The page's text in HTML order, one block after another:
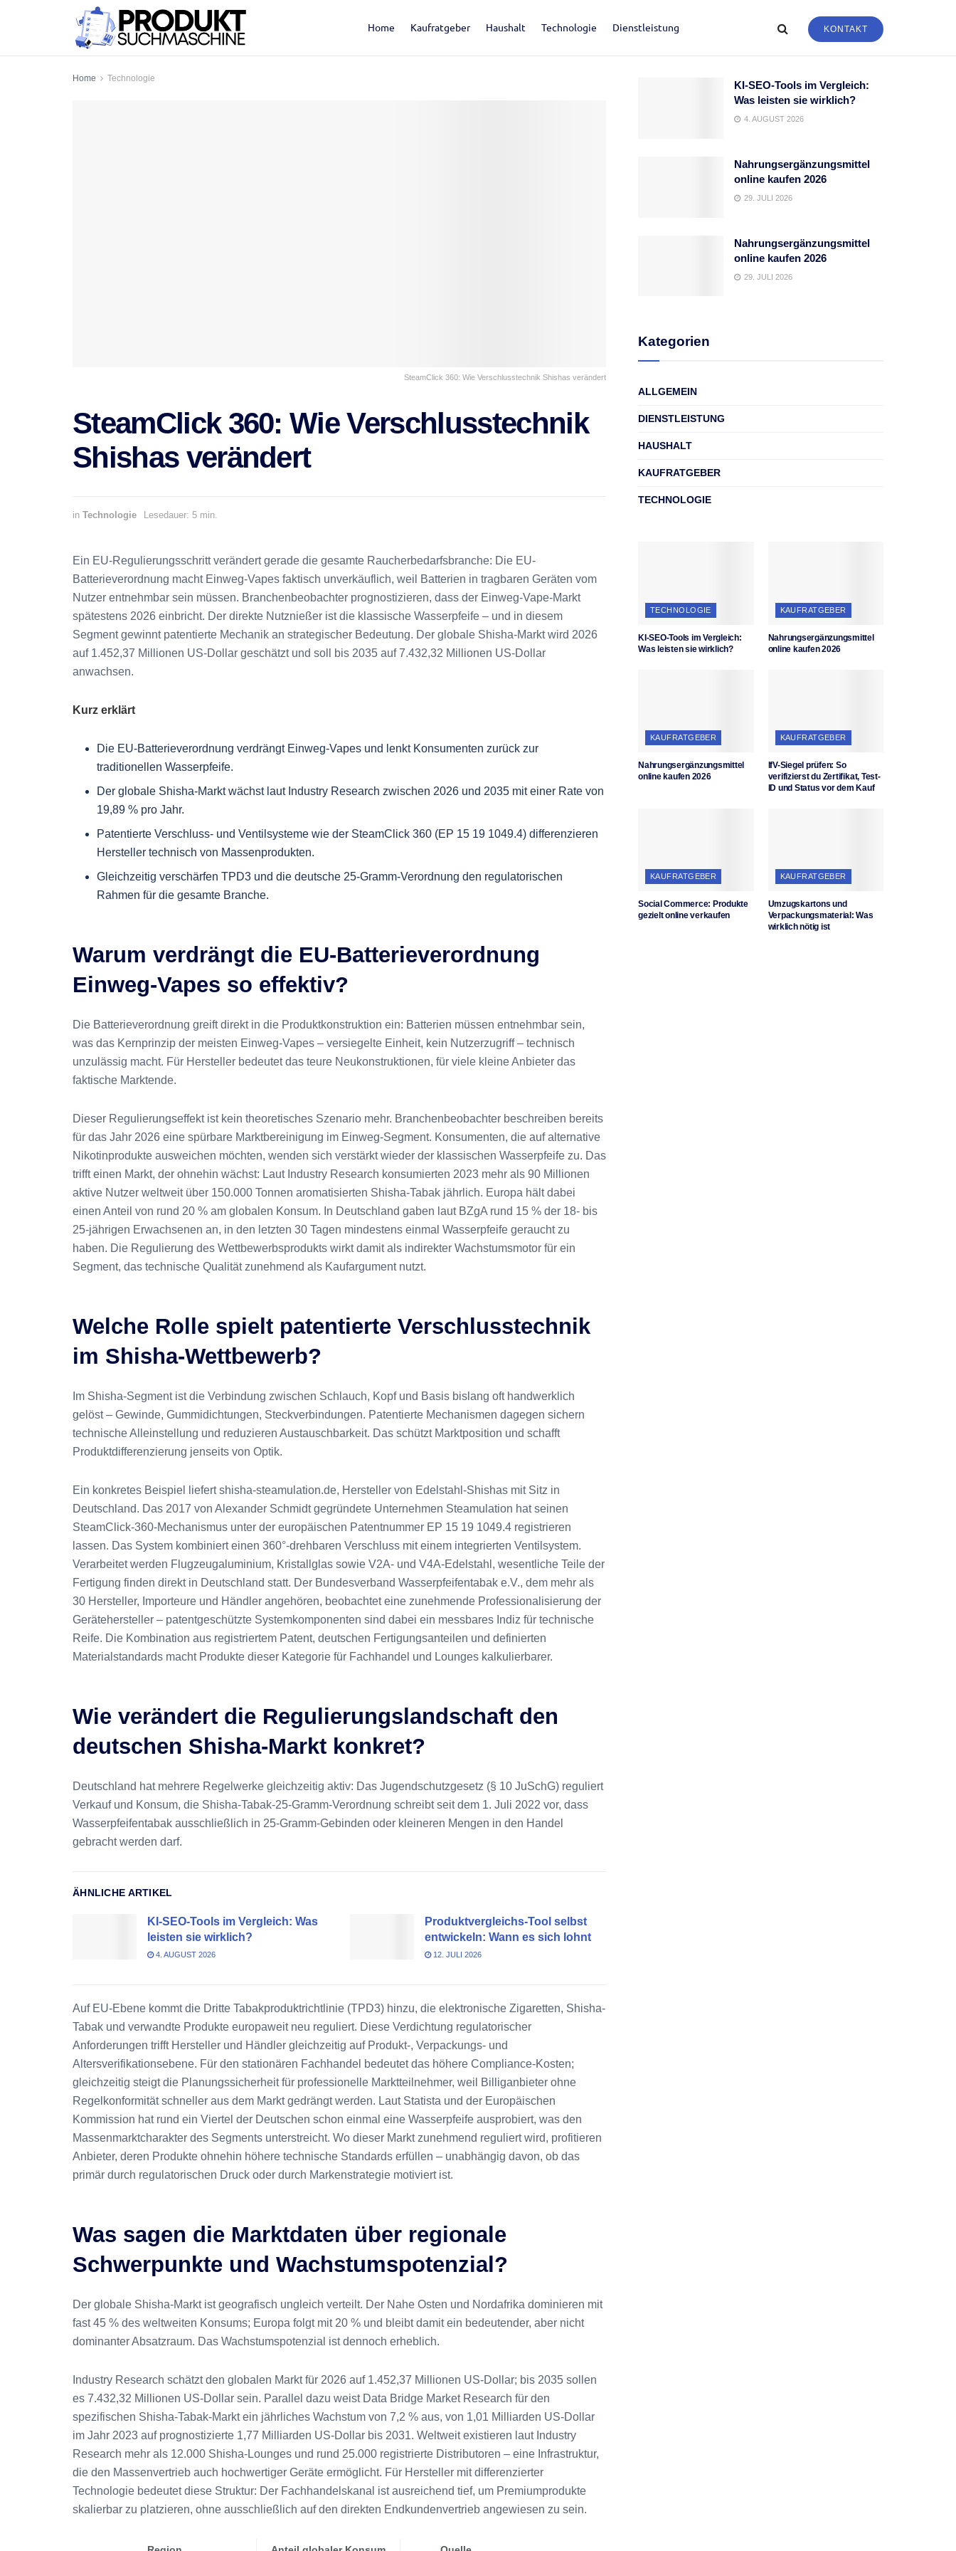
Home Kaufratgeber Haushalt Technologie Dienstleistung KONTAKT
Home Technologie
SteamClick 360: Wie Verschlusstechnik Shishas verändert
SteamClick 360: Wie Verschlusstechnik
Shishas verändert
in Technologie Lesedauer: 5 min.
Ein EU-Regulierungsschritt verändert gerade die gesamte Raucherbedarfsbranche: Die EU-
Batterieverordnung macht Einweg-Vapes faktisch unverkäuflich, weil Batterien in tragbaren Geräten vom
Nutzer entnehmbar sein müssen. Branchenbeobachter prognostizieren, dass der Einweg-Vape-Markt
spätestens 2026 einbricht. Der direkte Nutznießer ist die klassische Wasserpfeife – und in diesem
Segment gewinnt patentierte Mechanik an strategischer Bedeutung. Der globale Shisha-Markt wird 2026
auf 1.452,37 Millionen US-Dollar geschätzt und soll bis 2035 auf 7.432,32 Millionen US-Dollar
anwachsen.
Kurz erklärt
Die EU-Batterieverordnung verdrängt Einweg-Vapes und lenkt Konsumenten zurück zur
traditionellen Wasserpfeife.
Der globale Shisha-Markt wächst laut Industry Research zwischen 2026 und 2035 mit einer Rate von
19,89 % pro Jahr.
Patentierte Verschluss- und Ventilsysteme wie der SteamClick 360 (EP 15 19 1049.4) differenzieren
Hersteller technisch von Massenprodukten.
Gleichzeitig verschärfen TPD3 und die deutsche 25-Gramm-Verordnung den regulatorischen
Rahmen für die gesamte Branche.
Warum verdrängt die EU-Batterieverordnung
Einweg-Vapes so effektiv?
Die Batterieverordnung greift direkt in die Produktkonstruktion ein: Batterien müssen entnehmbar sein,
was das Kernprinzip der meisten Einweg-Vapes – versiegelte Einheit, kein Nutzerzugriff – technisch
unzulässig macht. Für Hersteller bedeutet das teure Neukonstruktionen, für viele kleine Anbieter das
faktische Marktende.
Dieser Regulierungseffekt ist kein theoretisches Szenario mehr. Branchenbeobachter beschreiben bereits
für das Jahr 2026 eine spürbare Marktbereinigung im Einweg-Segment. Konsumenten, die auf alternative
Nikotinprodukte ausweichen möchten, wenden sich verstärkt wieder der klassischen Wasserpfeife zu. Das
trifft einen Markt, der ohnehin wächst: Laut Industry Research konsumierten 2023 mehr als 90 Millionen
aktive Nutzer weltweit über 150.000 Tonnen aromatisierten Shisha-Tabak jährlich. Europa hält dabei
einen Anteil von rund 20 % am globalen Konsum. In Deutschland gaben laut BZgA rund 15 % der 18- bis
25-jährigen Erwachsenen an, in den letzten 30 Tagen mindestens einmal Wasserpfeife geraucht zu
haben. Die Regulierung des Wettbewerbsprodukts wirkt damit als indirekter Wachstumsmotor für ein
Segment, das technische Qualität zunehmend als Kaufargument nutzt.
Welche Rolle spielt patentierte Verschlusstechnik
im Shisha-Wettbewerb?
Im Shisha-Segment ist die Verbindung zwischen Schlauch, Kopf und Basis bislang oft handwerklich
gelöst – Gewinde, Gummidichtungen, Steckverbindungen. Patentierte Mechanismen dagegen sichern
technische Alleinstellung und reduzieren Austauschbarkeit. Das schützt Marktposition und schafft
Produktdifferenzierung jenseits von Optik.
Ein konkretes Beispiel liefert shisha-steamulation.de, Hersteller von Edelstahl-Shishas mit Sitz in
Deutschland. Das 2017 von Alexander Schmidt gegründete Unternehmen Steamulation hat seinen
SteamClick-360-Mechanismus unter der europäischen Patentnummer EP 15 19 1049.4 registrieren
lassen. Das System kombiniert einen 360°-drehbaren Verschluss mit einem integrierten Ventilsystem.
Verarbeitet werden Flugzeugaluminium, Kristallglas sowie V2A- und V4A-Edelstahl, wesentliche Teile der
Fertigung finden direkt in Deutschland statt. Der Bundesverband Wasserpfeifentabak e.V., dem mehr als
30 Hersteller, Importeure und Händler angehören, beobachtet eine zunehmende Professionalisierung der
Gerätehersteller – patentgeschützte Systemkomponenten sind dabei ein messbares Indiz für technische
Reife. Die Kombination aus registriertem Patent, deutschen Fertigungsanteilen und definierten
Materialstandards macht Produkte dieser Kategorie für Fachhandel und Lounges kalkulierbarer.
Wie verändert die Regulierungslandschaft den
deutschen Shisha-Markt konkret?
Deutschland hat mehrere Regelwerke gleichzeitig aktiv: Das Jugendschutzgesetz (§ 10 JuSchG) reguliert
Verkauf und Konsum, die Shisha-Tabak-25-Gramm-Verordnung schreibt seit dem 1. Juli 2022 vor, dass
Wasserpfeifentabak ausschließlich in 25-Gramm-Gebinden oder kleineren Mengen in den Handel
gebracht werden darf.
ÄHNLICHE ARTIKEL
KI-SEO-Tools im Vergleich: Was
leisten sie wirklich?
4. AUGUST 2026
Produktvergleichs-Tool selbst
entwickeln: Wann es sich lohnt
12. JULI 2026
Auf EU-Ebene kommt die Dritte Tabakproduktrichtlinie (TPD3) hinzu, die elektronische Zigaretten, Shisha-
Tabak und verwandte Produkte europaweit neu reguliert. Diese Verdichtung regulatorischer
Anforderungen trifft Hersteller und Händler gleichzeitig auf Produkt-, Verpackungs- und
Altersverifikationsebene. Für den stationären Fachhandel bedeutet das höhere Compliance-Kosten;
gleichzeitig steigt die Planungssicherheit für professionelle Marktteilnehmer, weil Billiganbieter ohne
Regelkonformität schneller aus dem Markt gedrängt werden. Laut Statista und der Europäischen
Kommission hat rund ein Viertel der Deutschen schon einmal eine Wasserpfeife ausprobiert, was den
Massenmarktcharakter des Segments unterstreicht. Wo dieser Markt zunehmend reguliert wird, profitieren
Anbieter, deren Produkte ohnehin höhere technische Standards erfüllen – unabhängig davon, ob das
primär durch regulatorischen Druck oder durch Markenstrategie motiviert ist.
Was sagen die Marktdaten über regionale
Schwerpunkte und Wachstumspotenzial?
Der globale Shisha-Markt ist geografisch ungleich verteilt. Der Nahe Osten und Nordafrika dominieren mit
fast 45 % des weltweiten Konsums; Europa folgt mit 20 % und bleibt damit ein bedeutender, aber nicht
dominanter Absatzraum. Das Wachstumspotenzial ist dennoch erheblich.
Industry Research schätzt den globalen Markt für 2026 auf 1.452,37 Millionen US-Dollar; bis 2035 sollen
es 7.432,32 Millionen US-Dollar sein. Parallel dazu weist Data Bridge Market Research für den
spezifischen Shisha-Tabak-Markt ein jährliches Wachstum von 7,2 % aus, von 1,01 Milliarden US-Dollar
im Jahr 2023 auf prognostizierte 1,77 Milliarden US-Dollar bis 2031. Weltweit existieren laut Industry
Research mehr als 12.000 Shisha-Lounges und rund 25.000 registrierte Distributoren – eine Infrastruktur,
die den Massenvertrieb auch hochwertiger Geräte ermöglicht. Für Hersteller mit differenzierter
Technologie bedeutet diese Struktur: Der Fachhandelskanal ist ausreichend tief, um Premiumprodukte
skalierbar zu platzieren, ohne ausschließlich auf den direkten Endkundenvertrieb angewiesen zu sein.
KI-SEO-Tools im Vergleich:
Was leisten sie wirklich?
4. AUGUST 2026
Nahrungsergänzungsmittel
online kaufen 2026
29. JULI 2026
Nahrungsergänzungsmittel
online kaufen 2026
29. JULI 2026
Kategorien
ALLGEMEIN
DIENSTLEISTUNG
HAUSHALT
KAUFRATGEBER
TECHNOLOGIE
TECHNOLOGIE
KI-SEO-Tools im Vergleich:
Was leisten sie wirklich?
KAUFRATGEBER
Nahrungsergänzungsmittel
online kaufen 2026
KAUFRATGEBER
Nahrungsergänzungsmittel
online kaufen 2026
KAUFRATGEBER
IfV-Siegel prüfen: So
verifizierst du Zertifikat, Test-
ID und Status vor dem Kauf
KAUFRATGEBER
Social Commerce: Produkte
gezielt online verkaufen
KAUFRATGEBER
Umzugskartons und
Verpackungsmaterial: Was
wirklich nötig ist